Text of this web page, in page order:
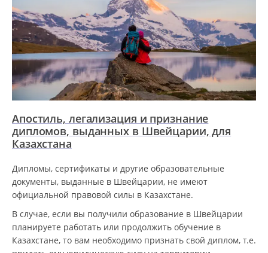
Апостиль, легализация и признание
дипломов, выданных в Швейцарии, для
Казахстана
Дипломы, сертификаты и другие образовательные
документы, выданные в Швейцарии, не имеют
официальной правовой силы в Казахстане.
В случае, если вы получили образование в Швейцарии
планируете работать или продолжить обучение в
Казахстане, то вам необходимо признать свой диплом, т.е.